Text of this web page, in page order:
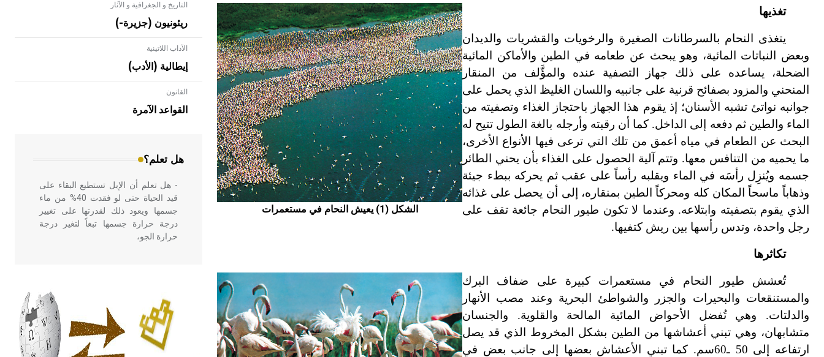
الشكل (1) يعيش النحام في مستعمرات
تغذيها
يتغذى النحام بالسرطانات الصغيرة والرخويات والقشريات والديدان
وبعض النباتات المائية، وهو يبحث عن طعامه في الطين والأماكن المائية
الضحلة، يساعده على ذلك جهاز التصفية عنده والمؤَّلف من المنقار
المنحني والمزود بصفائح قرنية على جانبيه واللسان الغليظ الذي يحمل على
جوانبه نواتئ تشبه الأسنان؛ إذ يقوم هذا الجهاز باحتجاز الغذاء وتصفيته من
الماء والطين ثم دفعه إلى الداخل. كما أن رقبته وأرجله بالغة الطول تتيح له
البحث عن الطعام في مياه أعمق من تلك التي ترعى فيها الأنواع الأخرى،
ما يحميه من التنافس معها. وتتم آلية الحصول على الغذاء بأن يحني الطائر
جسمه ويُنزِل رأسَه في الماء ويقلبه رأساً على عقب ثم يحركه ببطء جيئة
وذهاباً ماسحاً المكان كله ومحركاً الطين بمنقاره، إلى أن يحصل على غذائه
الذي يقوم بتصفيته وابتلاعه. وعندما لا تكون طيور النحام جائعة تقف على
رجل واحدة، وتدس رأسها بين ريش كتفيها.
تكاثرها
تُعشش طيور النحام في مستعمرات كبيرة على ضفاف البرك
والمستنقعات والبحيرات والجزر والشواطئ البحرية وعند مصب الأنهار
والدلتات. وهي تُفضل الأحواض المائية المالحة والقلوية. والجنسان
متشابهان، وهي تبني أعشاشها من الطين بشكل المخروط الذي قد يصل
ارتفاعه إلى 50 ـ60سم. كما تبني الأعشاش بعضها إلى جانب بعض في
التاريخ و الجغرافية و الآثار
ريئونيون (جزيرة-)
الآداب اللاتينية
إيطالية (الأدب)
القانون
القواعد الآمرة
هل تعلم؟
- هل تعلم أن الأبلق نوع من الفنون
الهندسية التي ارتبطت بالعمارة الإسلامية
في بلاد الشام ومصر خاصة، حيث يحرص
- هل تعلم أن الإبل تستطيع البقاء على
قيد الحياة حتى لو فقدت 40% من ماء
جسمها ويعود ذلك لقدرتها على تغيير
درجة حرارة جسمها تبعاً لتغير درجة
حرارة الجو،
أربعة مؤلفات هي: الحكم، الأدلة، تنظيم
التغذية، ورسالته في جروح الرأس.
ويعود له الفضل بأنه حرر الطب من
الدين والفلسفة.